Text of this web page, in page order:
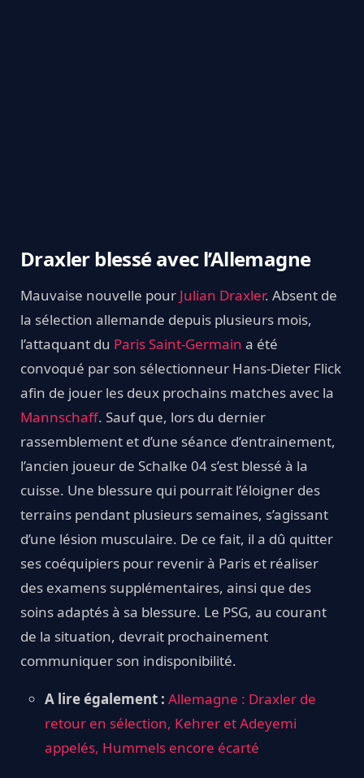
Draxler blessé avec l’Allemagne
Mauvaise nouvelle pour Julian Draxler. Absent de
la sélection allemande depuis plusieurs mois,
l’attaquant du Paris Saint-Germain a été
convoqué par son sélectionneur Hans-Dieter Flick
afin de jouer les deux prochains matches avec la
Mannschaff. Sauf que, lors du dernier
rassemblement et d’une séance d’entrainement,
l’ancien joueur de Schalke 04 s’est blessé à la
cuisse. Une blessure qui pourrait l’éloigner des
terrains pendant plusieurs semaines, s’agissant
d’une lésion musculaire. De ce fait, il a dû quitter
ses coéquipiers pour revenir à Paris et réaliser
des examens supplémentaires, ainsi que des
soins adaptés à sa blessure. Le PSG, au courant
de la situation, devrait prochainement
communiquer son indisponibilité.
A lire également : Allemagne : Draxler de
retour en sélection, Kehrer et Adeyemi
appelés, Hummels encore écarté